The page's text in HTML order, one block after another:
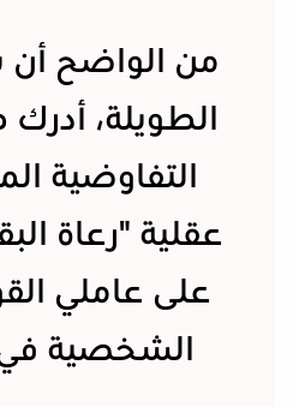
من الواضح أن
الطويلة،
التفاوضية
عقلية "رعاة
على عاملي
الشخصية في